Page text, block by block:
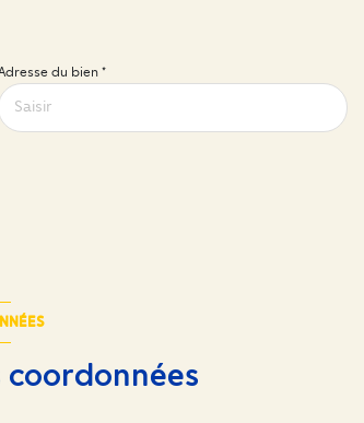
du bien *
coordonnées